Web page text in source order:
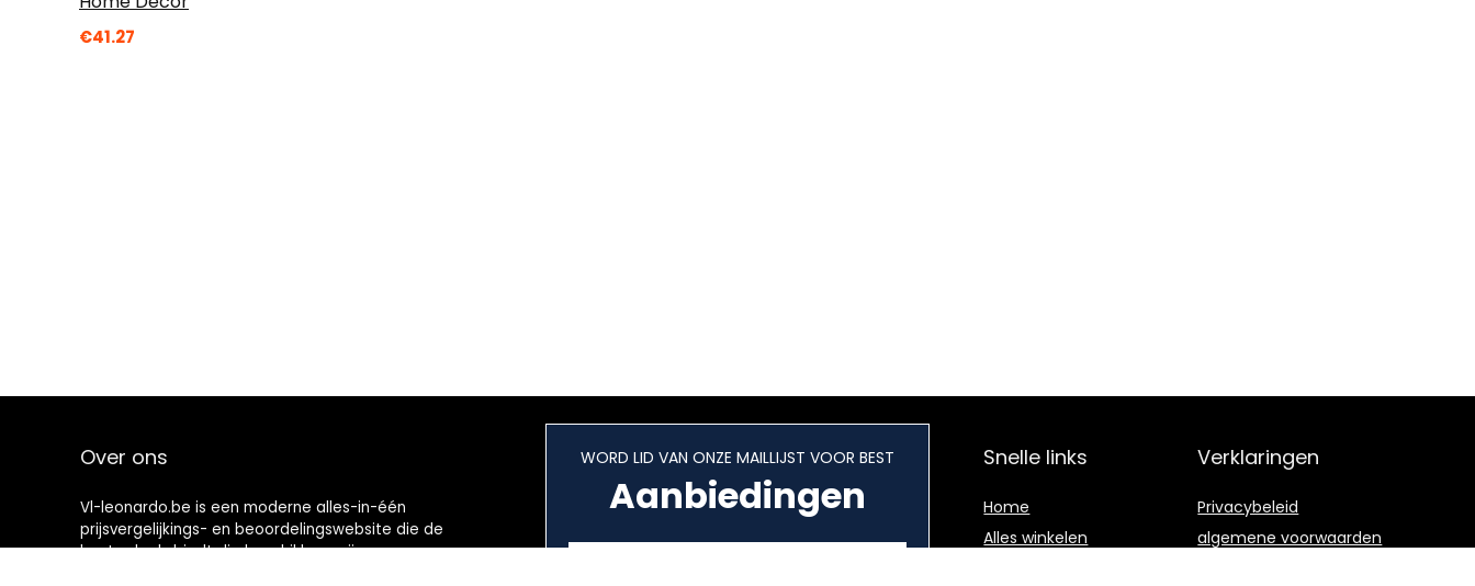
€41.27
Over ons
Vl-leonardo.be is een moderne alles-in-één
prijsvergelijkings- en beoordelingswebsite die de
beste deals biedt die beschikbaar zijn op amazon en u
WORD LID VAN ONZE MAILLIJST VOOR BEST
Aanbiedingen
Snelle links
Home
Alles winkelen
Verklaringen
Privacybeleid
algemene voorwaarden